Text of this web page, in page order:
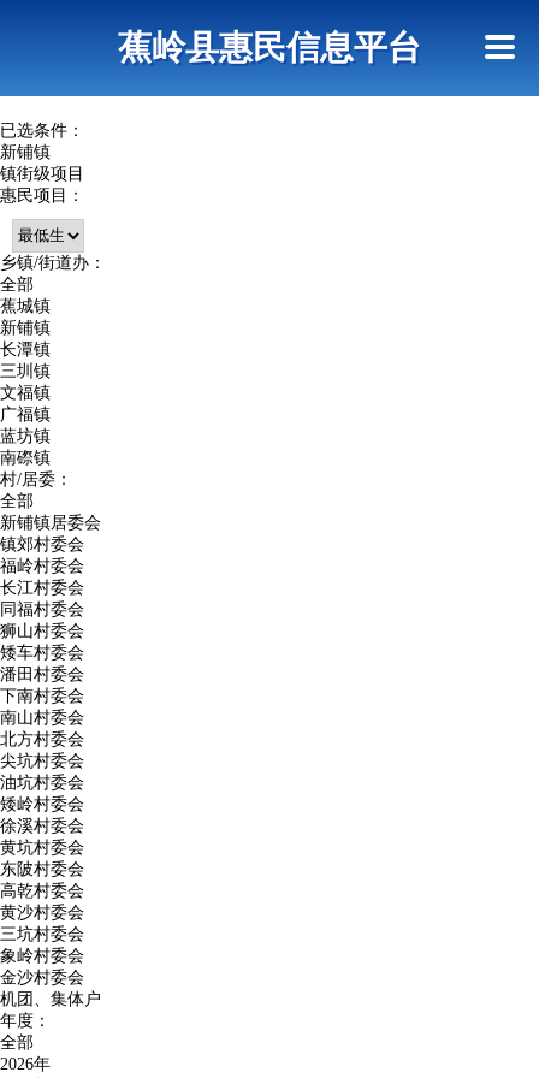
蕉岭县惠民信息平台
已选条件：
新铺镇
镇街级项目
惠民项目：
乡镇/街道办：
全部
蕉城镇
新铺镇
长潭镇
三圳镇
文福镇
广福镇
蓝坊镇
南磜镇
村/居委：
全部
新铺镇居委会
镇郊村委会
福岭村委会
长江村委会
同福村委会
狮山村委会
矮车村委会
潘田村委会
下南村委会
南山村委会
北方村委会
尖坑村委会
油坑村委会
矮岭村委会
徐溪村委会
黄坑村委会
东陂村委会
高乾村委会
黄沙村委会
三坑村委会
象岭村委会
金沙村委会
机团、集体户
年度：
全部
2026年